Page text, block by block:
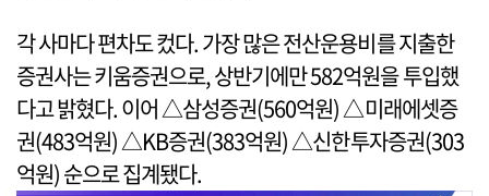
각 사마다 편차도 컸다. 가장 많은 전산운용비를 지출한
증권사는 키움증권으로, 상반기에만 582억원을 투입했
다고 밝혔다. 이어 △삼성증권(560억원) △미래에셋증
권(483억원) △KB증권(383억원) △신한투자증권(303
억원) 순으로 집계됐다.